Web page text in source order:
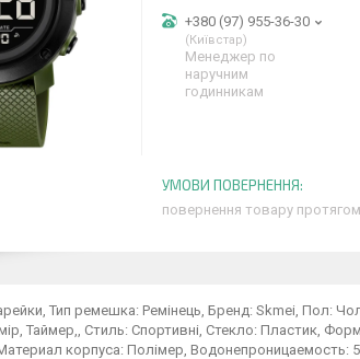
+380 (97) 955-36-30
Київстар
Менеджер по
наручним
годинникам
повернення товару протягом
Тип ремешка: Ремінець, Бренд: Skmei, Пол:
Таймер,, Стиль: Спортивні, Стекло: Пластик,
корпуса: Полімер, Водонепроницаемость: 5